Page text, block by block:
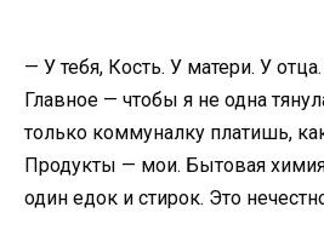
— У тебя, Кость. У матери. У
Главное — чтобы я не одна
только коммуналку платишь,
Продукты — мои. Бытовая
один едок и стирок. Это